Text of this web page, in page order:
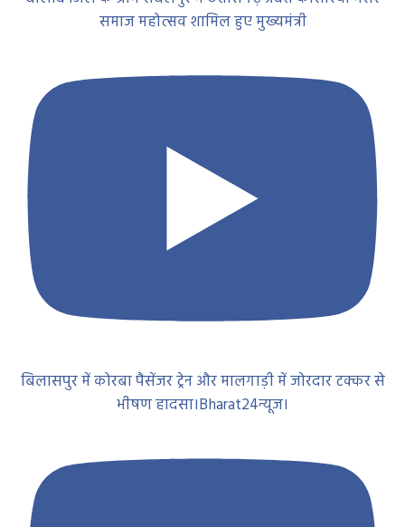
समाज महोत्सव शामिल हुए मुख्यमंत्री
बिलासपुर में कोरबा पैसेंजर ट्रेन और मालगाड़ी में जोरदार टक्कर से
भीषण हादसा।Bharat24न्यूज।